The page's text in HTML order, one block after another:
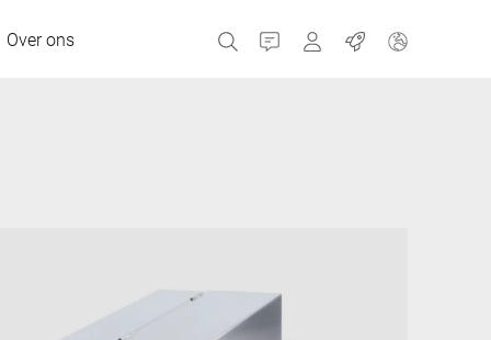
Over ons Contact Portals Banen
Nederland